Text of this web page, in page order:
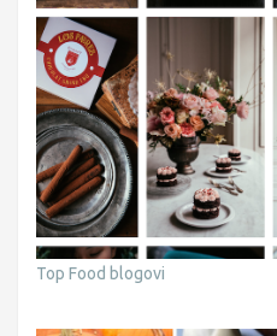
Top Food blogovi